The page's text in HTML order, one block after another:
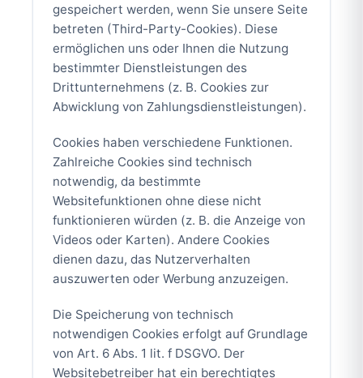
gespeichert werden, wenn Sie unsere Seite
betreten (Third-Party-Cookies). Diese
ermöglichen uns oder Ihnen die Nutzung
bestimmter Dienstleistungen des
Drittunternehmens (z. B. Cookies zur
Abwicklung von Zahlungsdienstleistungen).
Cookies haben verschiedene Funktionen.
Zahlreiche Cookies sind technisch
notwendig, da bestimmte
Websitefunktionen ohne diese nicht
funktionieren würden (z. B. die Anzeige von
Videos oder Karten). Andere Cookies
dienen dazu, das Nutzerverhalten
auszuwerten oder Werbung anzuzeigen.
Die Speicherung von technisch
notwendigen Cookies erfolgt auf Grundlage
von Art. 6 Abs. 1 lit. f DSGVO. Der
Websitebetreiber hat ein berechtigtes